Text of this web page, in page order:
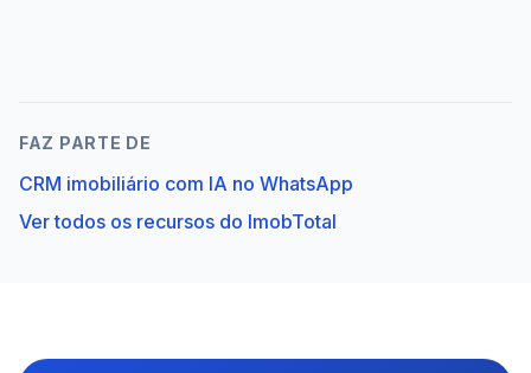
FAZ PARTE DE
CRM imobiliário com IA no WhatsApp
Ver todos os recursos do ImobTotal